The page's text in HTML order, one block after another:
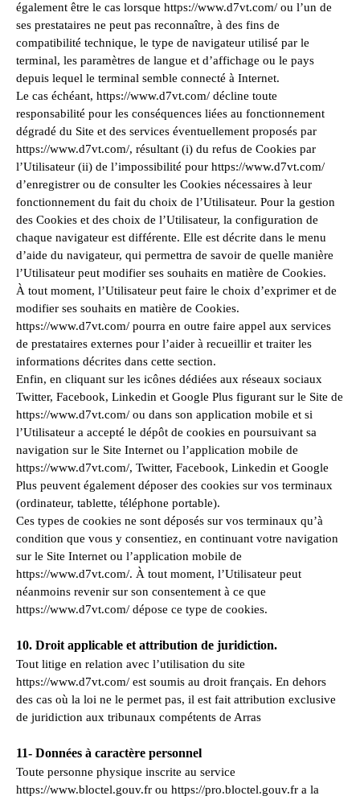
également être le cas lorsque https://www.d7vt.com/ ou l’un de
ses prestataires ne peut pas reconnaître, à des fins de
compatibilité technique, le type de navigateur utilisé par le
terminal, les paramètres de langue et d’affichage ou le pays
depuis lequel le terminal semble connecté à Internet.
Le cas échéant, https://www.d7vt.com/ décline toute
responsabilité pour les conséquences liées au fonctionnement
dégradé du Site et des services éventuellement proposés par
https://www.d7vt.com/, résultant (i) du refus de Cookies par
l’Utilisateur (ii) de l’impossibilité pour https://www.d7vt.com/
d’enregistrer ou de consulter les Cookies nécessaires à leur
fonctionnement du fait du choix de l’Utilisateur. Pour la gestion
des Cookies et des choix de l’Utilisateur, la configuration de
chaque navigateur est différente. Elle est décrite dans le menu
d’aide du navigateur, qui permettra de savoir de quelle manière
l’Utilisateur peut modifier ses souhaits en matière de Cookies.
À tout moment, l’Utilisateur peut faire le choix d’exprimer et de
modifier ses souhaits en matière de Cookies.
https://www.d7vt.com/ pourra en outre faire appel aux services
de prestataires externes pour l’aider à recueillir et traiter les
informations décrites dans cette section.
Enfin, en cliquant sur les icônes dédiées aux réseaux sociaux
Twitter, Facebook, Linkedin et Google Plus figurant sur le Site de
https://www.d7vt.com/ ou dans son application mobile et si
l’Utilisateur a accepté le dépôt de cookies en poursuivant sa
navigation sur le Site Internet ou l’application mobile de
https://www.d7vt.com/, Twitter, Facebook, Linkedin et Google
Plus peuvent également déposer des cookies sur vos terminaux
(ordinateur, tablette, téléphone portable).
Ces types de cookies ne sont déposés sur vos terminaux qu’à
condition que vous y consentiez, en continuant votre navigation
sur le Site Internet ou l’application mobile de
https://www.d7vt.com/. À tout moment, l’Utilisateur peut
néanmoins revenir sur son consentement à ce que
https://www.d7vt.com/ dépose ce type de cookies.
10. Droit applicable et attribution de juridiction.
Tout litige en relation avec l’utilisation du site
https://www.d7vt.com/ est soumis au droit français. En dehors
des cas où la loi ne le permet pas, il est fait attribution exclusive
de juridiction aux tribunaux compétents de Arras
11- Données à caractère personnel
Toute personne physique inscrite au service
https://www.bloctel.gouv.fr ou https://pro.bloctel.gouv.fr a la